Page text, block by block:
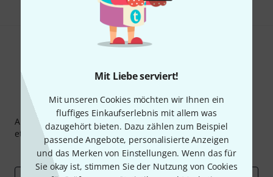
Mit Liebe serviert!
Mit unseren Cookies möchten wir Ihnen ein
fluffiges Einkaufserlebnis mit allem was
dazugehört bieten. Dazu zählen zum Beispiel
passende Angebote, personalisierte Anzeigen
und das Merken von Einstellungen. Wenn das für
Sie okay ist, stimmen Sie der Nutzung von Cookies
Thomann Newsletter
Abonniere den Thomann Newsletter und gewinne mit
etwas Glück einen von50 Gutscheinenüber jeweils
Inspirierende Beiträge
Deals Thomann Insights